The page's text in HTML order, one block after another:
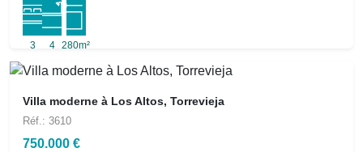
3 4 280m²
Villa moderne à Los Altos, Torrevieja
Réf.: 3610
750.000 €